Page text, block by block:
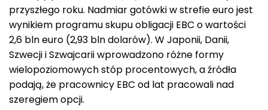
przyszłego roku. Nadmiar gotówki w strefie euro jest
wynikiem programu skupu obligacji EBC o wartości
2,6 bln euro (2,93 bln dolarów). W Japonii, Danii,
Szwecji i Szwajcarii wprowadzono różne formy
wielopoziomowych stóp procentowych, a źródła
podają, że pracownicy EBC od lat pracowali nad
szeregiem opcji.